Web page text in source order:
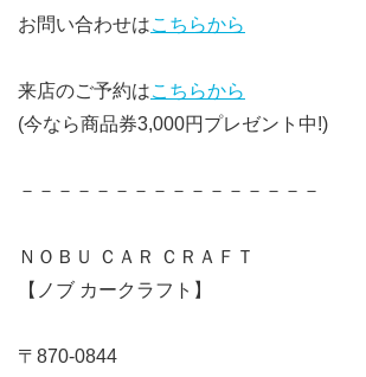
お問い合わせはこちらから
来店のご予約はこちらから
(今なら商品券3,000円プレゼント中!)
－－－－－－－－－－－－－－－－
ＮＯＢＵ ＣＡＲ ＣＲＡＦＴ
【ノブ カークラフト】
〒870-0844